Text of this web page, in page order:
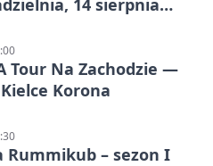
14 sierpnia
Tour Na Zachodzie —
Korona
Rummikub – sezon I